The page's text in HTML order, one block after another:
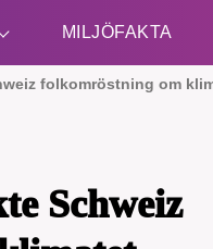
MILJÖFAKTA
folkomröstning om
Schweiz